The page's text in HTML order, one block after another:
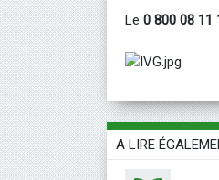
Le 0 800 08 11
A LIRE